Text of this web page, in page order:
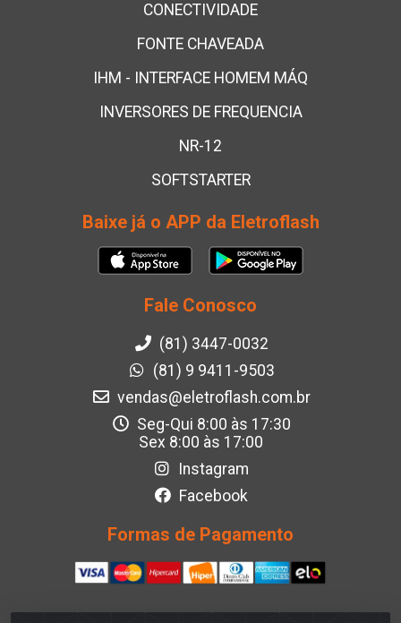
CONECTIVIDADE
FONTE CHAVEADA
IHM - INTERFACE HOMEM MÁQ
INVERSORES DE FREQUENCIA
NR-12
SOFTSTARTER
Baixe já o APP da Eletroflash
Fale Conosco
(81) 3447-0032
(81) 9 9411-9503
vendas@eletroflash.com.br
Seg-Qui 8:00 às 17:30
Sex 8:00 às 17:00
Instagram
Facebook
Formas de Pagamento